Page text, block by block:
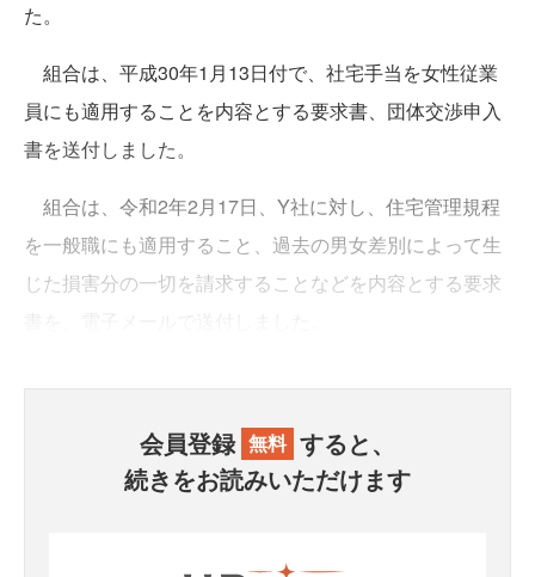
た。
組合は、平成30年1月13日付で、社宅手当を女性従業
員にも適用することを内容とする要求書、団体交渉申入
書を送付しました。
組合は、令和2年2月17日、Y社に対し、住宅管理規程
を一般職にも適用すること、過去の男女差別によって生
じた損害分の一切を請求することなどを内容とする要求
会員登録 無料 すると、
続きをお読みいただけます